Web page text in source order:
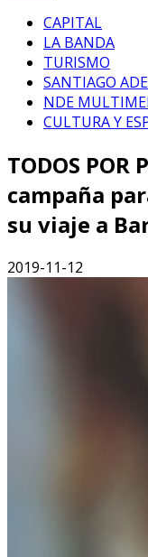
CAPITAL
LA BANDA
TURISMO
SANTIAGO
NDE
CULTURA Y
TODOS
campaña
su viaje a
2019-11-12